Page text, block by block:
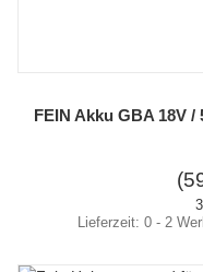
FEIN Akku GBA 18V
Lieferzeit: 0 - 2